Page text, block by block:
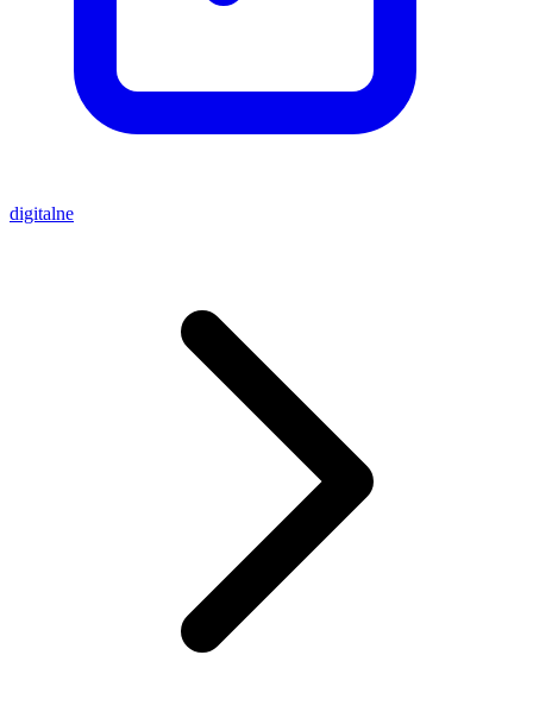
digitalne